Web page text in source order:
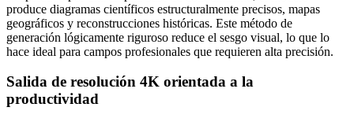
produce diagramas científicos estructuralmente precisos, mapas
geográficos y reconstrucciones históricas. Este método de
generación lógicamente riguroso reduce el sesgo visual, lo que lo
hace ideal para campos profesionales que requieren alta precisión.
Salida de resolución 4K orientada a la
productividad